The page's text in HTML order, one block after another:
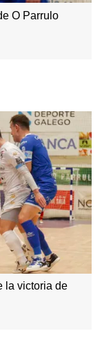
O Parrulo
la victoria de